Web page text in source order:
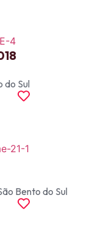
do Sul
Bento do Sul